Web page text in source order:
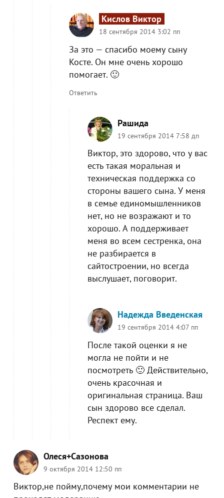
Кислов Виктор
18 сентября 2014 3:02 пп
За это — спасибо моему сыну
Косте. Он мне очень хорошо
помогает. 🙂
Ответить
Рашида
19 сентября 2014 7:58 дп
Виктор, это здорово, что у вас
есть такая моральная и
техническая поддержка со
стороны вашего сына. У меня
в семье единомышленников
нет, но не возражают и то
хорошо. А поддерживает
меня во всем сестренка, она
не разбирается в
сайтостроении, но всегда
выслушает, поговорит.
Надежда Введенская
19 сентября 2014 4:07 пп
После такой оценки я не
могла не пойти и не
посмотреть 🙂 Действительно,
очень красочная и
оригинальная страница. Ваш
сын здорово все сделал.
Респект ему.
Олеся+Сазонова
9 октября 2014 12:50 пп
Виктор,не пойму,почему мои комментарии не